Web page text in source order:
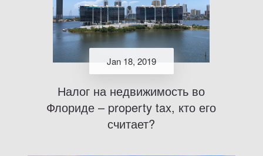
Jan 18, 2019
Налог на недвижимость во
Флориде – property tax, кто его
считает?